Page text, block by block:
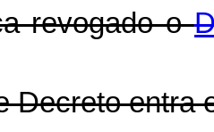
revogado o
Decreto entra